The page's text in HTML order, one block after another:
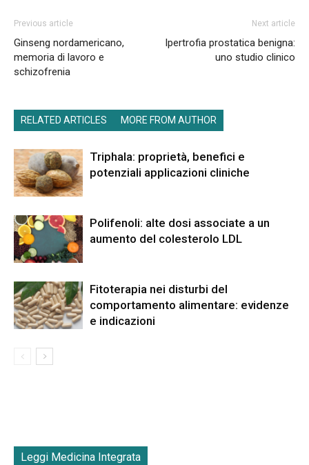
Previous article
Ginseng nordamericano,
memoria di lavoro e
schizofrenia
Next article
Ipertrofia prostatica benigna:
uno studio clinico
RELATED ARTICLES MORE FROM AUTHOR
Triphala: proprietà, benefici e
potenziali applicazioni cliniche
Polifenoli: alte dosi associate a un
aumento del colesterolo LDL
Fitoterapia nei disturbi del
comportamento alimentare: evidenze
e indicazioni
Leggi Medicina Integrata